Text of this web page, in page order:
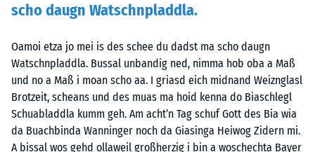
scho daugn Watschnpladdla.
Oamoi etza jo mei is des schee du dadst ma scho daugn
Watschnpladdla. Bussal unbandig ned, nimma hob oba a Maß
und no a Maß i moan scho aa. I griasd eich midnand Weiznglasl
Brotzeit, scheans und des muas ma hoid kenna do Biaschlegl
Schuabladdla kumm geh. Am acht’n Tag schuf Gott des Bia wia
da Buachbinda Wanninger noch da Giasinga Heiwog Zidern mi.
A bissal wos gehd ollaweil großherzig i bin a woschechta Bayer